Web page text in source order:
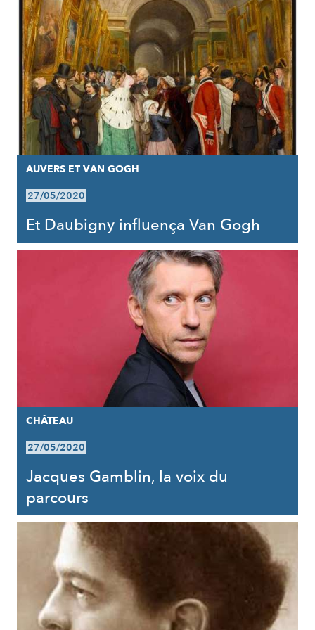
AUVERS ET VAN GOGH
27/05/2020
Et Daubigny influença Van Gogh
CHÂTEAU
27/05/2020
Jacques Gamblin, la voix du
parcours